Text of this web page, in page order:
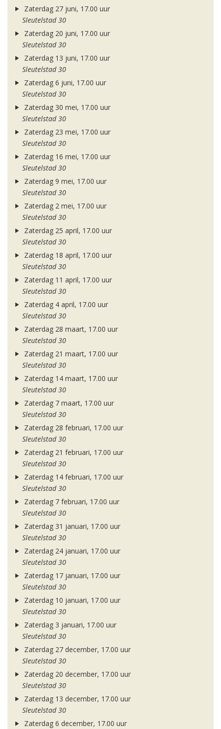
Zaterdag 27 juni, 17.00 uur
Sleutelstad 30
Zaterdag 20 juni, 17.00 uur
Sleutelstad 30
Zaterdag 13 juni, 17.00 uur
Sleutelstad 30
Zaterdag 6 juni, 17.00 uur
Sleutelstad 30
Zaterdag 30 mei, 17.00 uur
Sleutelstad 30
Zaterdag 23 mei, 17.00 uur
Sleutelstad 30
Zaterdag 16 mei, 17.00 uur
Sleutelstad 30
Zaterdag 9 mei, 17.00 uur
Sleutelstad 30
Zaterdag 2 mei, 17.00 uur
Sleutelstad 30
Zaterdag 25 april, 17.00 uur
Sleutelstad 30
Zaterdag 18 april, 17.00 uur
Sleutelstad 30
Zaterdag 11 april, 17.00 uur
Sleutelstad 30
Zaterdag 4 april, 17.00 uur
Sleutelstad 30
Zaterdag 28 maart, 17.00 uur
Sleutelstad 30
Zaterdag 21 maart, 17.00 uur
Sleutelstad 30
Zaterdag 14 maart, 17.00 uur
Sleutelstad 30
Zaterdag 7 maart, 17.00 uur
Sleutelstad 30
Zaterdag 28 februari, 17.00 uur
Sleutelstad 30
Zaterdag 21 februari, 17.00 uur
Sleutelstad 30
Zaterdag 14 februari, 17.00 uur
Sleutelstad 30
Zaterdag 7 februari, 17.00 uur
Sleutelstad 30
Zaterdag 31 januari, 17.00 uur
Sleutelstad 30
Zaterdag 24 januari, 17.00 uur
Sleutelstad 30
Zaterdag 17 januari, 17.00 uur
Sleutelstad 30
Zaterdag 10 januari, 17.00 uur
Sleutelstad 30
Zaterdag 3 januari, 17.00 uur
Sleutelstad 30
Zaterdag 27 december, 17.00 uur
Sleutelstad 30
Zaterdag 20 december, 17.00 uur
Sleutelstad 30
Zaterdag 13 december, 17.00 uur
Sleutelstad 30
Zaterdag 6 december, 17.00 uur